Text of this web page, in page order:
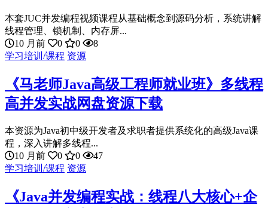
本套JUC并发编程视频课程从基础概念到源码分析，系统讲解
线程管理、锁机制、内存屏...
10 月前
0 0
8
学习培训/课程 资源
《马老师Java高级工程师就业班》多线程
高并发实战网盘资源下载
本资源为Java初中级开发者及求职者提供系统化的高级Java课
程，深入讲解多线程...
10 月前
0 0
47
学习培训/课程 资源
《Java并发编程实战：线程八大核心+企